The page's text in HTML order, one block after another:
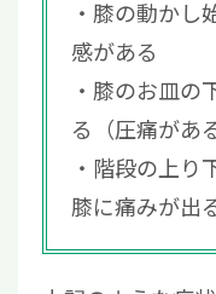
膝の動かし
感がある
膝のお皿の
る（圧痛がある
階段の上り
膝に痛みが出